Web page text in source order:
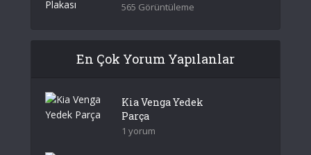
565 Görüntüleme
En Çok Yorum Yapılanlar
Kia Venga Yedek
Parça
1 yorum